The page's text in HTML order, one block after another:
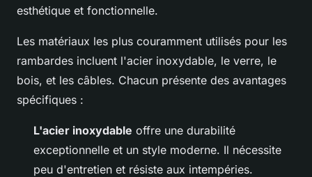
esthétique et fonctionnelle.
Les matériaux les plus couramment utilisés pour les
rambardes incluent l'acier inoxydable, le verre, le
bois, et les câbles. Chacun présente des avantages
spécifiques :
L'acier inoxydable offre une durabilité
exceptionnelle et un style moderne. Il nécessite
peu d'entretien et résiste aux intempéries.